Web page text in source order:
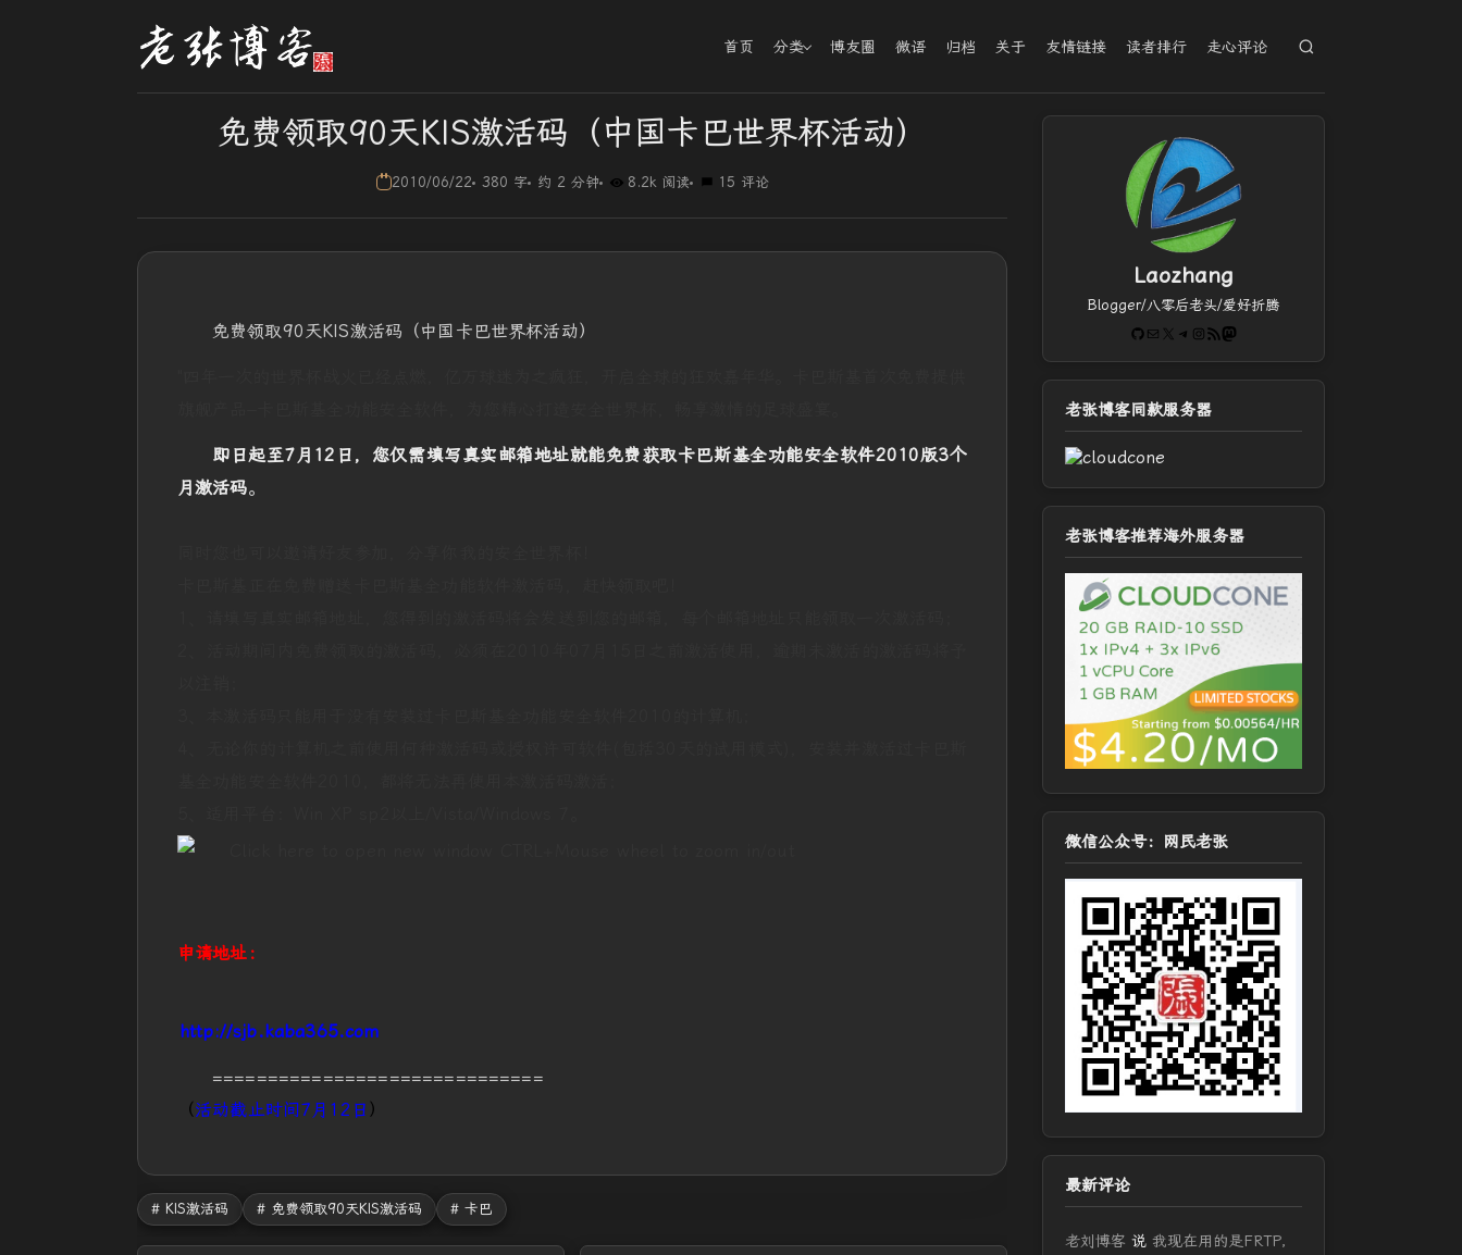
首页 分类 博友圈 微语 归档 关于 友情链接 读者排行 走心评论
免费领取90天KIS激活码（中国卡巴世界杯活动）
2010/06/22 380 字 约 2 分钟 8.2k 阅读 15 评论
免费领取90天KIS激活码（中国卡巴世界杯活动）
即日起至7月12日，您仅需填写真实邮箱地址就能免费获取卡巴斯基全功能安全软件2010版3个
月激活码。
申请地址：
http://sjb.kaba365.com
==============================
（活动截止时间7月12日 ）
# KIS激活码 # 免费领取90天KIS激活码 # 卡巴
Laozhang
Blogger/八零后老头/爱好折腾
GitHub
电子邮件 X Telegram
Instagram
RSS FeedMastodon
老张博客同款服务器
老张博客推荐海外服务器
微信公众号：网民老张
最新评论
老刘博客 说 我现在用的是FRTP，